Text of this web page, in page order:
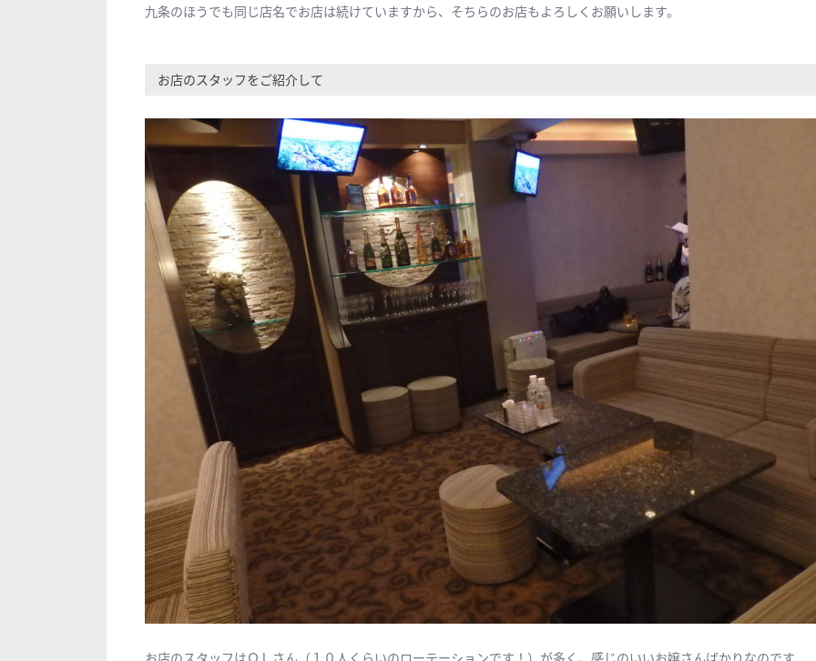
九条のほうでも同じ店名でお店は続けていますから、そちらのお店もよろしくお願いします。
お店のスタッフをご紹介して